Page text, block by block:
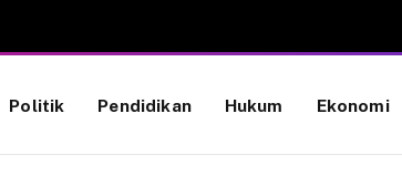
Politik Pendidikan Hukum Ekonomi